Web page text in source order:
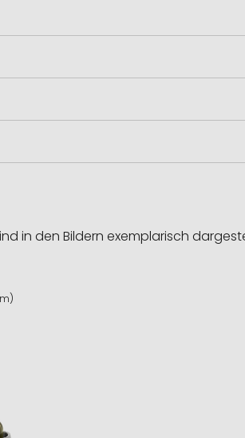
in den Bildern exemplarisch